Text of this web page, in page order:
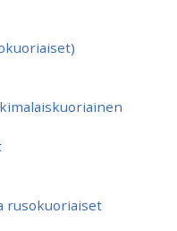
rusokuoriaiset